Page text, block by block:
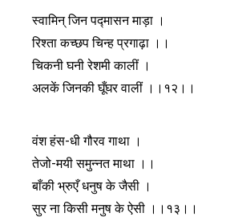
स्वामिन् जिन पद्मासन माड़ा ।
रिश्ता कच्छप चिन्ह प्रगाढ़ा ।।
चिकनी घनी रेशमी कालीं ।
अलकें जिनकी घूँघर वालीं ।।१२।।
वंश हंस-धी गौरव गाथा ।
तेजो-मयी समुन्नत माथा ।।
बाँकी भ्रुएँ धनुष के जैसी ।
सुर ना किसी मनुष के ऐसी ।।१३।।